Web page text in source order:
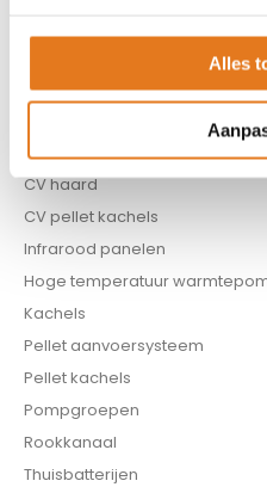
Alles
Boilers
Controllers
CV haard
CV pellet kachels
Infrarood panelen
Hoge temperatuur
Kachels
Pellet aanvoersysteem
Pellet kachels
Pompgroepen
Rookkanaal
Thuisbatterijen